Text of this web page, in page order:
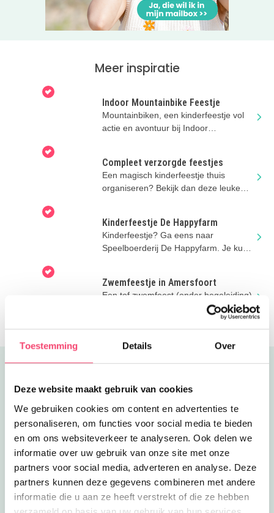
Toestemming Details Over
Deze website maakt gebruik van cookies
We gebruiken cookies om content en advertenties te
personaliseren, om functies voor social media te bieden
en om ons websiteverkeer te analyseren. Ook delen we
informatie over uw gebruik van onze site met onze
partners voor social media, adverteren en analyse. Deze
partners kunnen deze gegevens combineren met andere
informatie die u aan ze heeft verstrekt of die ze hebben
Meer inspiratie
Indoor Mountainbike Feestje
Mountainbiken, een kinderfeestje vol
actie en avontuur bij Indoor
Compleet verzorgde feestjes
Een magisch kinderfeestje thuis
organiseren? Bekijk dan deze leuke
Kinderfeestje De Happyfarm
Kinderfeestje? Ga eens naar
Speelboerderij De Happyfarm. Je kunt
Zwemfeestje in Amersfoort
Een tof zwemfeest (onder begeleiding)
waarbij je het hele zwembad voor jou